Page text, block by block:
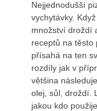
Nejjednodušší
vychytávky.
množství droždí
receptů na těsto
přísahá na ten
rozdíly jak v
většina
olej, sůl, droždí.
jakou kdo